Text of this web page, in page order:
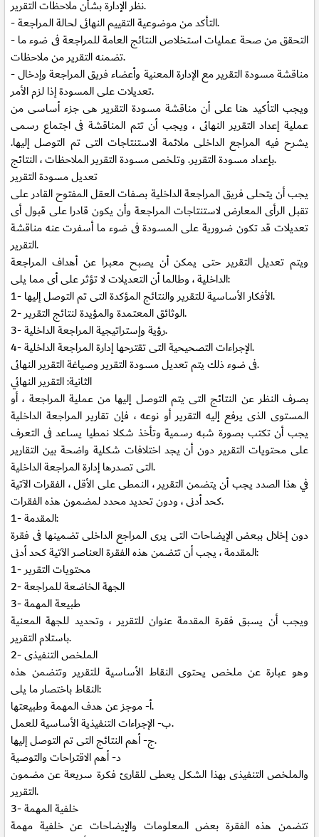
نظر الإدارة بشأن ملاحظات التقرير.
- التأكد من موضوعية التقييم النهائى لحالة المراجعة.
- التحقق من صحة عمليات استخلاص النتائج العامة للمراجعة فى ضوء ما
تضمنه التقرير من ملاحظات.
- مناقشة مسودة التقرير مع الإدارة المعنية وأعضاء فريق المراجعة وإدخال
تعديلات على المسودة إذا لزم الأمر.
ويجب التأكيد هنا على أن مناقشة مسودة التقرير هى جزء أساسى من
عملية إعداد التقرير النهائى ، ويجب أن تتم المناقشة فى اجتماع رسمى
يشرح فيه المراجع الداخلى ملائمة الاستنتاجات التى تم التوصل إليها.
بإعداد مسودة التقرير. وتلخص مسودة التقرير الملاحظات ، النتائج.
تعديل مسودة التقرير
يجب أن يتحلى فريق المراجعة الداخلية بصفات العقل المفتوح القادر على
تقبل الرأى المعارض لاستنتاجات المراجعة وأن يكون قادرا على قبول أى
تعديلات قد تكون ضرورية على المسودة فى ضوء ما أسفرت عنه مناقشة
التقرير.
ويتم تعديل التقرير حتى يمكن أن يصبح معبرا عن أهداف المراجعة
الداخلية ، وطالما أن التعديلات لا تؤثر على أى مما يلى:
1-
الأفكار الأساسية للتقرير والنتائج المؤكدة التى تم التوصل إليها.
2-
الوثائق المعتمدة والمؤيدة لنتائج التقرير.
3-
رؤية وإستراتيجية المراجعة الداخلية.
4-
الإجراءات التصحيحية التى تقترحها إدارة المراجعة الداخلية.
فى ضوء ذلك يتم تعديل مسودة التقرير وصياغة التقرير النهائى.
الثانية: التقرير النهائي
بصرف النظر عن النتائج التى يتم التوصل إليها من عملية المراجعة ، أو
المستوى الذى يرفع إليه التقرير أو نوعه ، فإن تقارير المراجعة الداخلية
يجب أن تكتب بصورة شبه رسمية وتأخذ شكلا نمطيا يساعد فى التعرف
على محتويات التقرير دون أن يجد اختلافات شكلية واضحة بين التقارير
التى تصدرها إدارة المراجعة الداخلية.
في هذا الصدد يجب أن يتضمن التقرير ، النمطى على الأقل ، الفقرات الآتية
كحد أدنى ، ودون تحديد محدد لمضمون هذه الفقرات.
1-
المقدمة:
دون إخلال ببعض الإيضاحات التى يرى المراجع الداخلى تضمينها فى فقرة
المقدمة ، يجب أن تتضمن هذه الفقرة العناصر الآتية كحد أدنى:
1-محتويات التقرير
2-الجهة الخاضعة للمراجعة
3-طبيعة المهمة
ويجب أن يسبق فقرة المقدمة عنوان للتقرير ، وتحديد للجهة المعنية
باستلام التقرير.
2-الملخص التنفيذى
وهو عبارة عن ملخص يحتوى النقاط الأساسية للتقرير وتتضمن هذه
النقاط باختصار ما يلى:
أ‌-موجز عن هدف المهمة وطبيعتها.
ب‌-الإجراءات التنفيذية الأساسية للعمل.
ج‌-أهم النتائج التى تم التوصل إليها.
د-أهم الاقتراحات والتوصية
والملخص التنفيذى بهذا الشكل يعطى للقارئ فكرة سريعة عن مضمون
التقرير.
3-خلفية المهمة
تتضمن هذه الفقرة بعض المعلومات والإيضاحات عن خلفية مهمة